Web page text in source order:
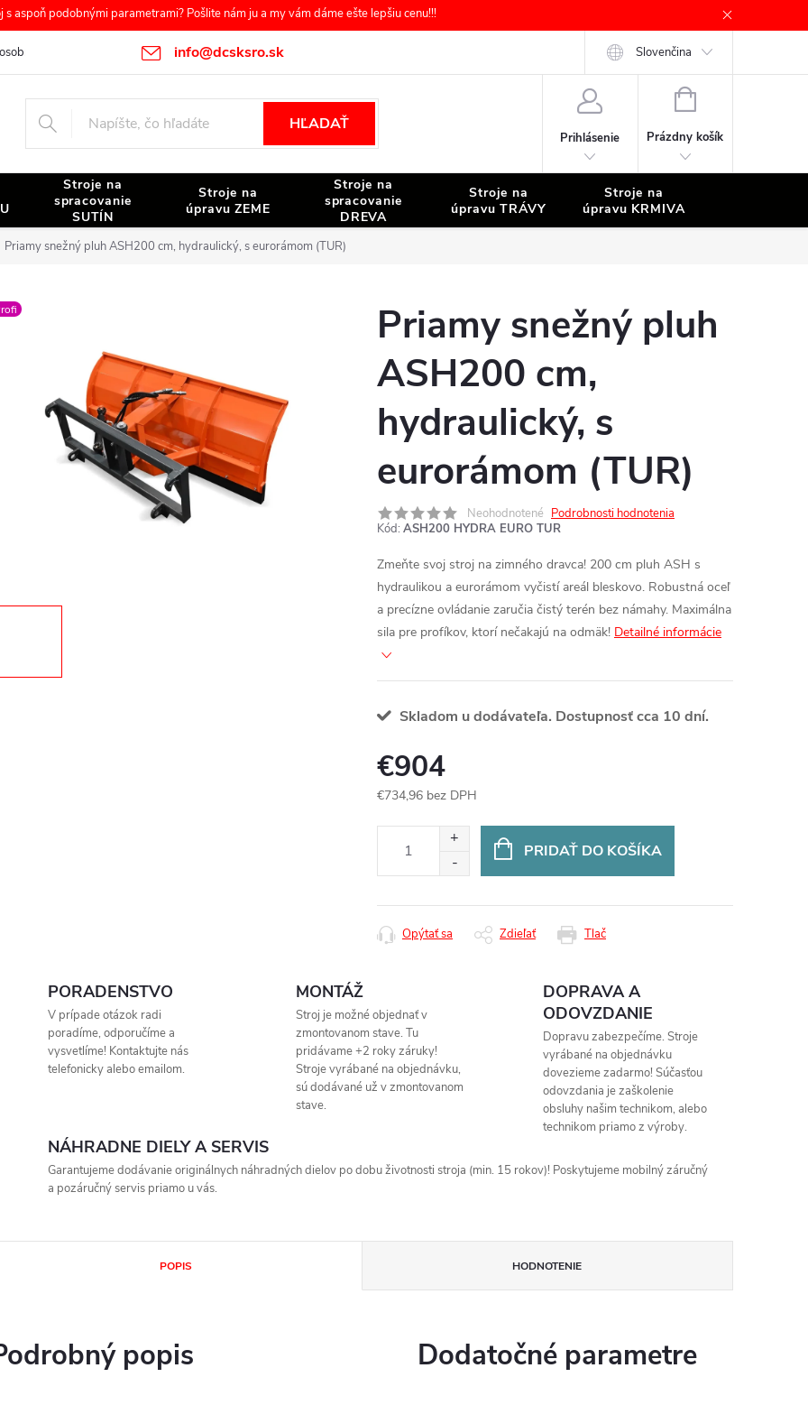
s aspoň podobnými parametrami? Pošlite nám ju a my vám dáme ešte lepšiu cenu!!!
info@dcsksro.sk
údajov Reklamačné podmienky Odstúpenie od zmluvy Slovenčina
HĽADAŤ
Prihlásenie
NÁKUPNÝ
Prázdny košík
Stroje na
spracovanie
SUTÍN
Stroje na
úpravu ZEME
Stroje na
spracovanie
DREVA
Stroje na
úpravu TRÁVY
Stroje na
úpravu KRMIVA
Priamy snežný pluh ASH200 cm, hydraulický, s eurorámom (TUR)
Priamy snežný pluh
ASH200 cm,
hydraulický, s
eurorámom (TUR)
Neohodnotené Podrobnosti hodnotenia
Kód: ASH200 HYDRA EURO TUR
Zmeňte svoj stroj na zimného dravca! 200 cm pluh ASH s
hydraulikou a eurorámom vyčistí areál bleskovo. Robustná oceľ
a precízne ovládanie zaručia čistý terén bez námahy. Maximálna
sila pre profíkov, ktorí nečakajú na odmäk! Detailné informácie
Skladom u dodávateľa. Dostupnosť cca 10 dní.
€904
€734,96 bez DPH
PRIDAŤ DO KOŠÍKA
Tlač
Opýtať sa Zdieľať
PORADENSTVO
V prípade otázok radi
poradíme, odporučíme a
vysvetlíme! Kontaktujte nás
telefonicky alebo emailom.
MONTÁŽ
Stroj je možné objednať v
zmontovanom stave. Tu
pridávame +2 roky záruky!
Stroje vyrábané na objednávku,
sú dodávané už v zmontovanom
stave.
DOPRAVA A
ODOVZDANIE
Dopravu zabezpečíme. Stroje
vyrábané na objednávku
dovezieme zadarmo! Súčasťou
odovzdania je zaškolenie
obsluhy našim technikom, alebo
technikom priamo z výroby.
NÁHRADNE DIELY A SERVIS
Garantujeme dodávanie originálnych náhradných dielov po dobu životnosti stroja (min. 15 rokov)! Poskytujeme mobilný záručný
a pozáručný servis priamo u vás.
POPIS HODNOTENIE
popis Dodatočné parametre